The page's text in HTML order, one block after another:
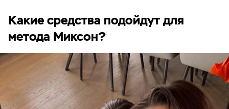
Какие средства подойдут для
метода Миксон?